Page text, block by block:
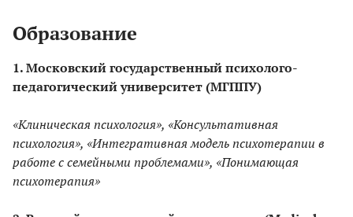
Образование
1. Московский государственный психолого-
педагогический университет (МГППУ)
«Клиническая психология», «Консультативная
психология», «Интегративная модель психотерапии в
работе с семейными проблемами», «Понимающая
психотерапия»